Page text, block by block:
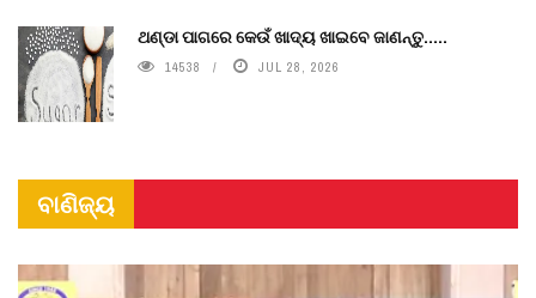
ଥଣ୍ଡା ପାଗରେ କେଉଁ ଖାଦ୍ୟ ଖାଇବେ ଜାଣନ୍ତୁ.....
14538 JUL 28, 2026
ବାଣିଜ୍ୟ